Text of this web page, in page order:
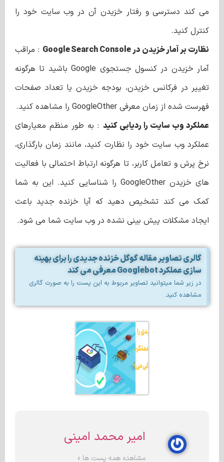
می کند دسترسی و رفتار خزیدن آن در وب سایت خود را
کنترل کنید.
نظارت بر آمار خزیدن در Google Search Console
: مراقب
آمار خزیدن در کنسول جستجوی Google باشید تا هرگونه
تغییر در فرکانس خزیدن، بودجه خزیدن یا تعداد صفحات
فهرست شده از زمان معرفی GoogleOther را مشاهده کنید.
عملکرد وب سایت را ردیابی کنید : به طور منظم معیارهای
عملکرد وب سایت خود را نظارت کنید، مانند زمان بارگذاری،
نرخ پرش و تعامل کاربر، تا هرگونه ارتباط احتمالی با فعالیت
های خزیدن GoogleOther را شناسایی کنید. این به شما
کمک می کند تشخیص دهید که آیا خزنده جدید باعث
ایجاد مشکلات پیش بینی نشده در وب سایت شما می شود.
گالری تصاویر مقاله گوگل خزنده جدیدی را برای بهینه
سازی عملکرد Googlebot معرفی می کند
در زیر شما میتوانید تصاویر مربوط به این پست را به صورت گالری
مشاهده کنید.
امیر محمد امینی
مشاهده همه پست ها »